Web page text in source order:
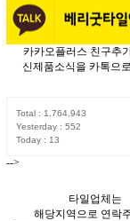
카카오플러스 친구추
신제품소식을 카톡으
Total : 1,764,943
Yesterday : 552
Today : 13
-->
타일업체는
해당지역으로 연락